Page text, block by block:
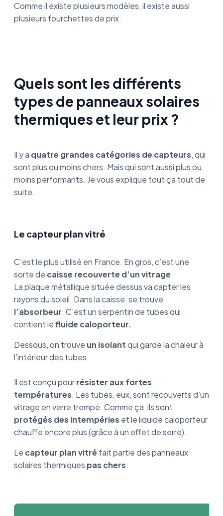
Comme il existe plusieurs modèles, il existe aussi
plusieurs fourchettes de prix.
Quels sont les différents
types de panneaux solaires
thermiques et leur prix ?
Il y a quatre grandes catégories de capteurs, qui
sont plus ou moins chers. Mais qui sont aussi plus ou
moins performants. Je vous explique tout ça tout de
suite.
Le capteur plan vitré
C’est le plus utilisé en France. En gros, c’est une
sorte de caisse recouverte d’un vitrage.
La plaque métallique située dessus va capter les
rayons du soleil. Dans la caisse, se trouve
l’absorbeur. C’est un serpentin de tubes qui
contient lefluide caloporteur.
Dessous, on trouve un isolantqui garde la chaleur à
l’intérieur des tubes.
Il est conçu pourrésister aux fortes
températures. Les tubes, eux, sont recouverts d’un
vitrage en verre trempé. Comme ça, ils sont
protégés des intempéries et le liquide caloporteur
chauffe encore plus (grâce à un effet de serre).
Le capteur plan vitré fait partie des panneaux
solaires thermiques pas chers.